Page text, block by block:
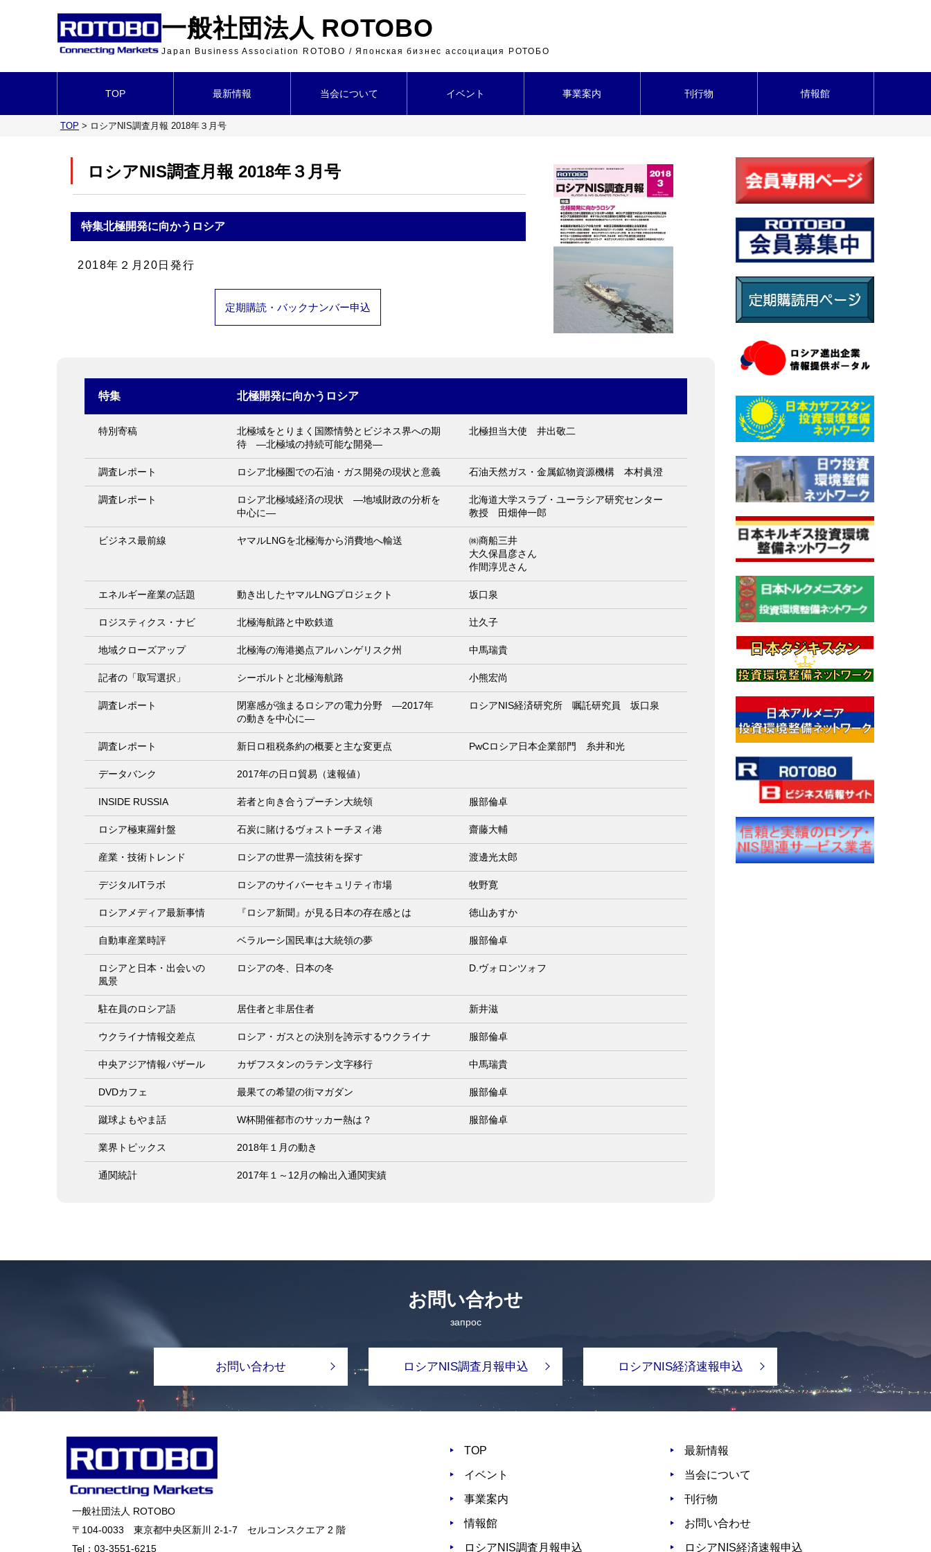
一般社団法人 ROTOBO
Japan Business Association ROTOBO / Японская бизнес ассоциация РОТОБО
TOP 最新情報 当会について イベント 事業案内 刊行物 情報館
TOP > ロシアNIS調査月報 2018年３月号
ロシアNIS調査月報 2018年３月号
特集北極開発に向かうロシア
2018年２月20日発行
定期購読・バックナンバー申込
特集 北極開発に向かうロシア
特別寄稿
北極域をとりまく国際情勢とビジネス界への期
待 ―北極域の持続可能な開発―
北極担当大使 井出敬二
調査レポート ロシア北極圏での石油・ガス開発の現状と意義 石油天然ガス・金属鉱物資源機構 本村眞澄
調査レポート
ロシア北極域経済の現状 ―地域財政の分析を
中心に―
北海道大学スラブ・ユーラシア研究センター
教授 田畑伸一郎
ビジネス最前線 ヤマルLNGを北極海から消費地へ輸送
㈱商船三井
大久保昌彦さん
作間淳児さん
エネルギー産業の話題 動き出したヤマルLNGプロジェクト 坂口泉
ロジスティクス・ナビ 北極海航路と中欧鉄道 辻久子
地域クローズアップ 北極海の海港拠点アルハンゲリスク州 中馬瑞貴
記者の「取写選択」 シーボルトと北極海航路 小熊宏尚
調査レポート
閉塞感が強まるロシアの電力分野 ―2017年
の動きを中心に―
ロシアNIS経済研究所 嘱託研究員 坂口泉
調査レポート 新日ロ租税条約の概要と主な変更点 PwCロシア日本企業部門 糸井和光
データバンク 2017年の日ロ貿易（速報値）
INSIDE RUSSIA 若者と向き合うプーチン大統領 服部倫卓
ロシア極東羅針盤 石炭に賭けるヴォストーチヌィ港 齋藤大輔
産業・技術トレンド ロシアの世界一流技術を探す 渡邊光太郎
デジタルITラボ ロシアのサイバーセキュリティ市場 牧野寛
ロシアメディア最新事情 『ロシア新聞』が見る日本の存在感とは 徳山あすか
自動車産業時評 ベラルーシ国民車は大統領の夢 服部倫卓
ロシアと日本・出会いの
風景
ロシアの冬、日本の冬 D.ヴォロンツォフ
駐在員のロシア語 居住者と非居住者 新井滋
ウクライナ情報交差点 ロシア・ガスとの決別を誇示するウクライナ 服部倫卓
中央アジア情報バザール カザフスタンのラテン文字移行 中馬瑞貴
DVDカフェ 最果ての希望の街マガダン 服部倫卓
蹴球よもやま話 W杯開催都市のサッカー熱は？ 服部倫卓
業界トピックス 2018年１月の動き
通関統計 2017年１～12月の輸出入通関実績
お問い合わせ
запрос
お問い合わせ ロシアNIS調査月報申込 ロシアNIS経済速報申込
一般社団法人 ROTOBO
〒104-0033 東京都中央区新川 2-1-7 セルコンスクエア 2 階
Tel： 03-3551-6215
TOP 最新情報
イベント 当会について
事業案内 刊行物
情報館 お問い合わせ
ロシアNIS調査月報申込 ロシアNIS経済速報申込